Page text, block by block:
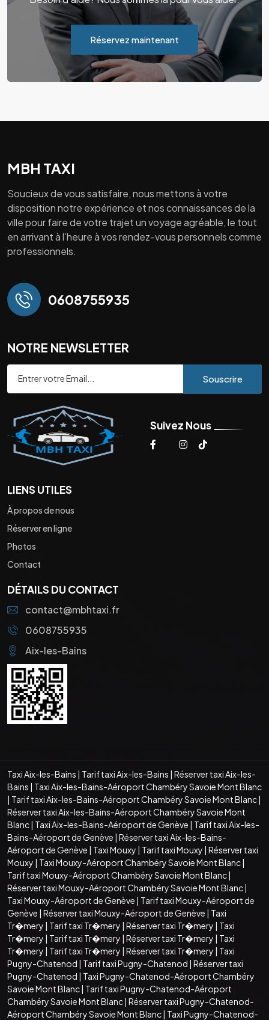
Réservez maintenant
MBH TAXI
Soucieux de vous satisfaire, nous mettons à votre
disposition notre expérience et nos connaissances de la
ville pour faire de votre trajet un voyage agréable, le tout
en arrivant à l’heure à vos rendez-vous personnels comme
professionnels.
0608755935
NOTRE NEWSLETTER
Souscrire
Suivez Nous
LIENS UTILES
À propos de nous
Réserver en ligne
Photos
Contact
DÉTAILS DU CONTACT
contact@mbhtaxi.fr
0608755935
Aix-les-Bains
Taxi Aix-les-Bains | Tarif taxi Aix-les-Bains | Réserver taxi Aix-les-
Bains | Taxi Aix-les-Bains-Aéroport Chambéry Savoie Mont Blanc
| Tarif taxi Aix-les-Bains-Aéroport Chambéry Savoie Mont Blanc|
Réserver taxi Aix-les-Bains-Aéroport Chambéry Savoie Mont
Blanc| Taxi Aix-les-Bains-Aéroport de Genève | Tarif taxi Aix-les-
Bains-Aéroport de Genève | Réserver taxi Aix-les-Bains-
Aéroport de Genève | Taxi Mouxy | Tarif taxi Mouxy | Réserver taxi
Mouxy | Taxi Mouxy-Aéroport Chambéry Savoie Mont Blanc|
Tarif taxi Mouxy-Aéroport Chambéry Savoie Mont Blanc|
Réserver taxi Mouxy-Aéroport Chambéry Savoie Mont Blanc|
Taxi Mouxy-Aéroport de Genève | Tarif taxi Mouxy-Aéroport de
Genève | Réserver taxi Mouxy-Aéroport de Genève | Taxi
Tr�mery | Tarif taxi Tr�mery | Réserver taxi Tr�mery | Taxi
Tr�mery | Tarif taxi Tr�mery | Réserver taxi Tr�mery | Taxi
Tr�mery | Tarif taxi Tr�mery | Réserver taxi Tr�mery | Taxi
Pugny-Chatenod | Tarif taxi Pugny-Chatenod | Réserver taxi
Pugny-Chatenod | Taxi Pugny-Chatenod-Aéroport Chambéry
Savoie Mont Blanc| Tarif taxi Pugny-Chatenod-Aéroport
Chambéry Savoie Mont Blanc| Réserver taxi Pugny-Chatenod-
Aéroport Chambéry Savoie Mont Blanc| Taxi Pugny-Chatenod-